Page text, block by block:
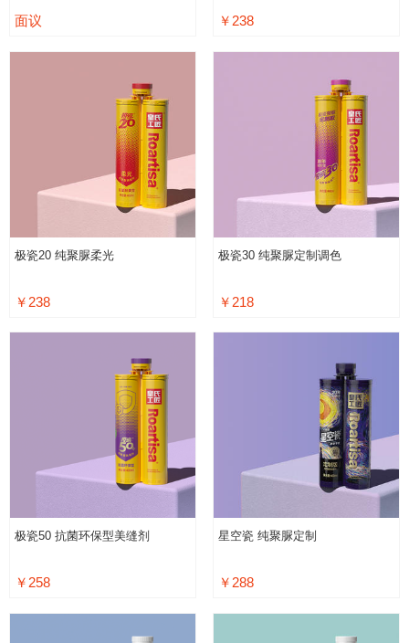
面议 ￥238
极瓷20 纯聚脲柔光
￥238
极瓷30 纯聚脲定制调色
￥218
极瓷50 抗菌环保型美缝剂
￥258
星空瓷 纯聚脲定制
￥288